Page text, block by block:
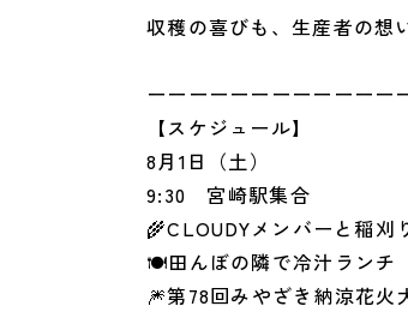
収穫の喜びも、生産者の想
ーーーーーーーーーーーー
【スケジュール】
8月1日（土）
9:30 宮崎駅集合
🌾CLOUDYメンバーと稲刈
🍽️田んぼの隣で冷汁ランチ
🎆第78回みやざき納涼花火